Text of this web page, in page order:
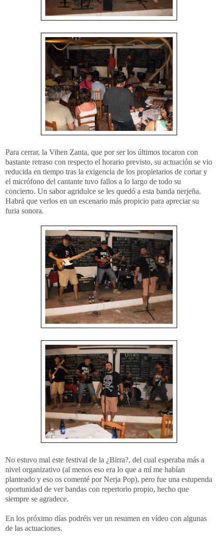
Para cerrar, la Vihen Zanta, que por ser los últimos tocaron con
bastante retraso con respecto el horario previsto, su actuación se vio
reducida en tiempo tras la exigencia de los propietarios de cortar y
el micrófono del cantante tuvo fallos a lo largo de todo su
concierto. Un sabor agridulce se les quedó a esta banda nerjeña.
Habrá que verlos en un escenario más propicio para apreciar su
furia sonora.
No estuvo mal este festival de la ¿Birra?, del cual esperaba más a
nivel organizativo (al menos eso era lo que a mí me habían
planteado y eso os comenté por Nerja Pop), pero fue una estupenda
oportunidad de ver bandas con repertorio propio, hecho que
siempre se agradece.
En los próximo días podréis ver un resumen en vídeo con algunas
de las actuaciones.